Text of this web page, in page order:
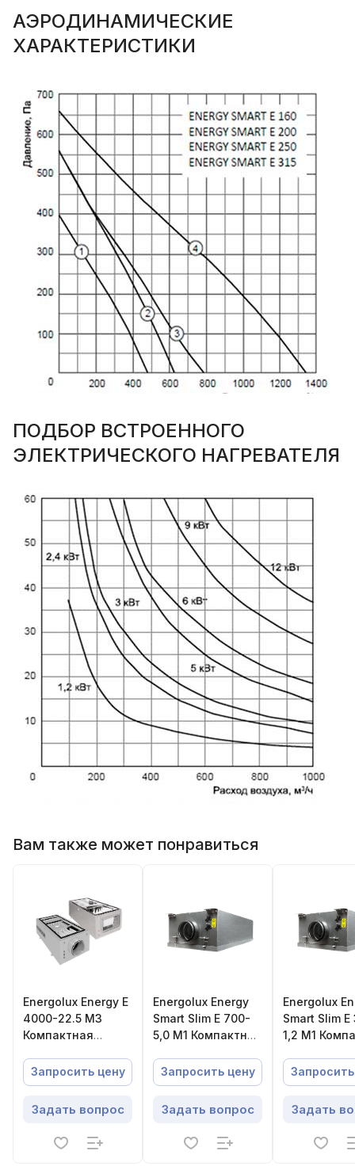
АЭРОДИНАМИЧЕСКИЕ
ХАРАКТЕРИСТИКИ
ПОДБОР ВСТРОЕННОГО
ЭЛЕКТРИЧЕСКОГО НАГРЕВАТЕЛЯ
Вам также может понравиться
Energolux Energy E
4000-22.5 M3
Компактная
установка
Запросить цену
Задать вопрос
Energolux Energy
Smart Slim E 700-
5,0 M1 Компактная
установка
Запросить цену
Задать вопрос
Energolux
Smart Slim
1,2 M1
установка
Задать